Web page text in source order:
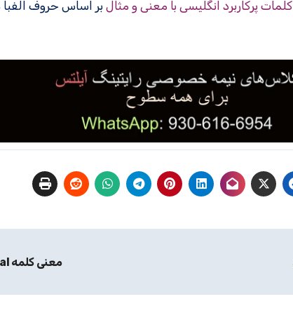
کلمات پرکاربرد انگلیسی با معنی و مثال بر اساس حروف الفبا
معنی کلمه Loyal به فارسی با چند مثال